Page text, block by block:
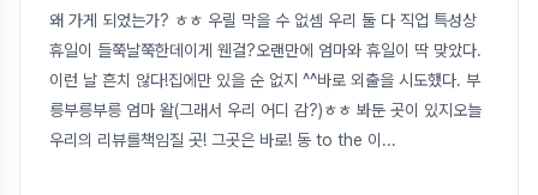
왜 가게 되었는가? ㅎㅎ 우릴 막을 수 없셈 우리 둘 다 직업 특성상
휴일이 들쭉날쭉한데이게 웬걸?오랜만에 엄마와 휴일이 딱 맞았다.
이런 날 흔치 않다!집에만 있을 순 없지 ^^바로 외출을 시도했다. 부
릉부릉부릉 엄마 왈(그래서 우리 어디 감?)ㅎㅎ 봐둔 곳이 있지오늘
우리의 리뷰를책임질 곳! 그곳은 바로! 동 to the 이 ...